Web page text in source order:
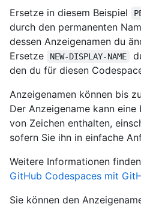
Ersetze in diesem Beispiel
durch den permanenten
dessen Anzeigenamen du
Ersetze
NEW-DISPLAY-NAME
den du für diesen
Anzeigenamen können bis
Der Anzeigename kann
von Zeichen enthalten,
sofern Sie ihn in einfache
Weitere Informationen
GitHub Codespaces mit
Sie können den